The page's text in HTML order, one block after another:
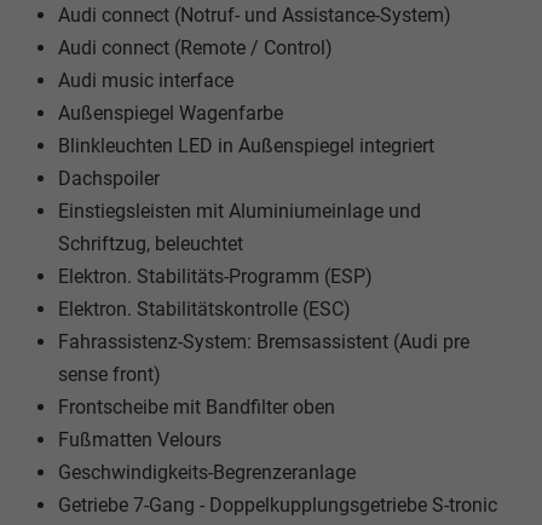
Audi connect (Notruf- und Assistance-System)
Audi connect (Remote / Control)
Audi music interface
Außenspiegel Wagenfarbe
Blinkleuchten LED in Außenspiegel integriert
Dachspoiler
Einstiegsleisten mit Aluminiumeinlage und
Schriftzug, beleuchtet
Elektron. Stabilitäts-Programm (ESP)
Elektron. Stabilitätskontrolle (ESC)
Fahrassistenz-System: Bremsassistent (Audi pre
sense front)
Frontscheibe mit Bandfilter oben
Fußmatten Velours
Geschwindigkeits-Begrenzeranlage
Getriebe 7-Gang - Doppelkupplungsgetriebe S-tronic